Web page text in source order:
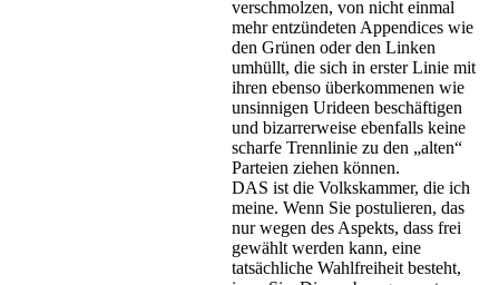
verschmolzen, von nicht einmal
mehr entzündeten Appendices wie
den Grünen oder den Linken
umhüllt, die sich in erster Linie mit
ihren ebenso überkommenen wie
unsinnigen Urideen beschäftigen
und bizarrerweise ebenfalls keine
scharfe Trennlinie zu den „alten“
Parteien ziehen können.
DAS ist die Volkskammer, die ich
meine. Wenn Sie postulieren, das
nur wegen des Aspekts, dass frei
gewählt werden kann, eine
tatsächliche Wahlfreiheit besteht,